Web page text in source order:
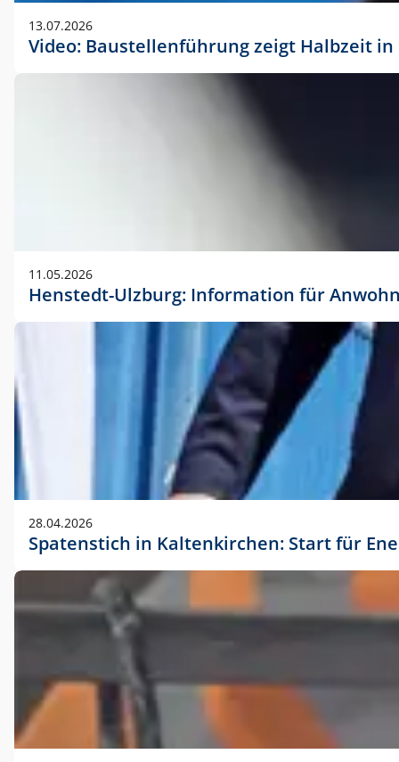
13.07.2026
Video: Baustellenführung zeigt Halbzeit
11.05.2026
Henstedt-Ulzburg: Information für
28.04.2026
Spatenstich in Kaltenkirchen: Start für